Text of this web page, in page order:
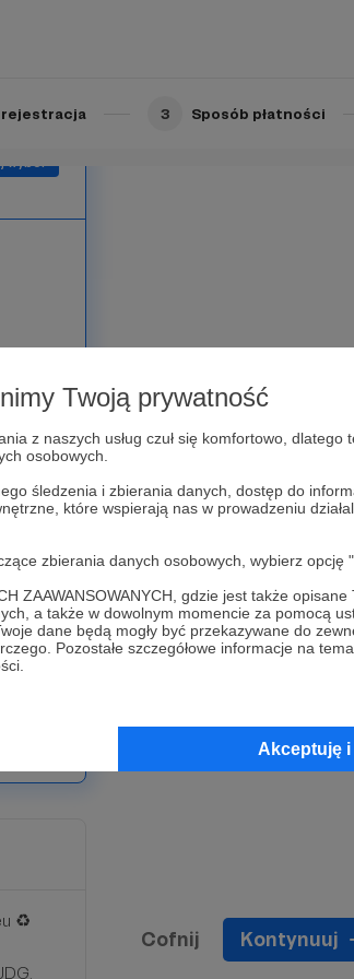
Twoją prywatność
z naszych usług czuł się komfortowo,
osobowych.
śledzenia i zbierania danych, dostęp do
które wspierają nas w prowadzeniu
zbierania danych osobowych, wybierz opcję
ZAAWANSOWANYCH, gdzie jest także opisane
a także w dowolnym momencie za pomocą
dane będą mogły być przekazywane do
Pozostałe szczegółowe informacje na
Akceptuję
rejestracja 3 Sposób płatności
Q10)
i
♻️
Cofnij Kontynuuj